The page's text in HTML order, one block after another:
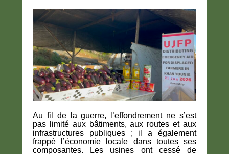
Au fil de la guerre, l’effondrement ne s’est
pas limité aux bâtiments, aux routes et aux
infrastructures publiques ; il a également
frappé l’économie locale dans toutes ses
composantes. Les usines ont cessé de